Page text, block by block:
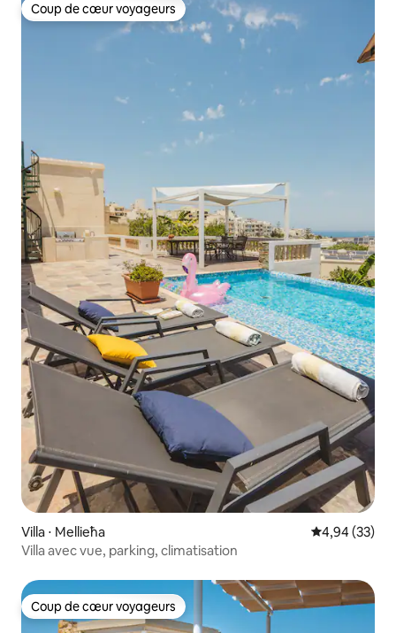
Coup de cœur voyageurs
Coup de cœur voyageurs
Villa ⋅ Mellieħa Évaluation
4,94 (33)
Villa avec vue, parking, climatisation
Coup de cœur voyageurs
Coup de cœur voyageurs